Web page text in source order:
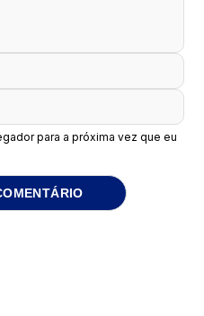
para a próxima vez que eu